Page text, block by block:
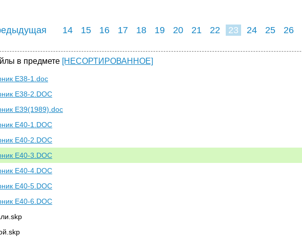
14 15 16 17 18 19 20 21 22 23 24 25 26
в предмете [НЕСОРТИРОВАННОЕ]
Е38-1.doc
Е38-2.DOC
Е39(1989).doc
Е40-1.DOC
Е40-2.DOC
Е40-3.DOC
Е40-4.DOC
Е40-5.DOC
Е40-6.DOC